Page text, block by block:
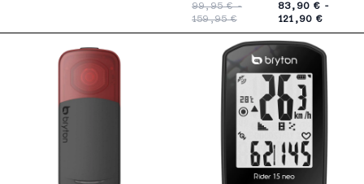
99,95 € -
159,95 €
83,90 € -
121,90 €